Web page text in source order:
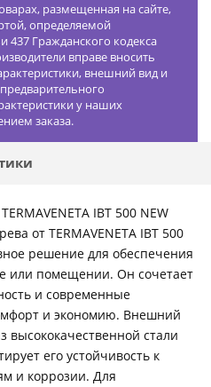
размещенная на сайте,
определяемой
437 Гражданского кодекса
вправе вносить
внешний вид и
у наших
заказа.
IBT 500 NEW
от TERMAVENETA IBT 500
решение для обеспечения
или помещении. Он сочетает
и современные
и экономию. Внешний
высококачественной стали
его устойчивость к
и коррозии. Для